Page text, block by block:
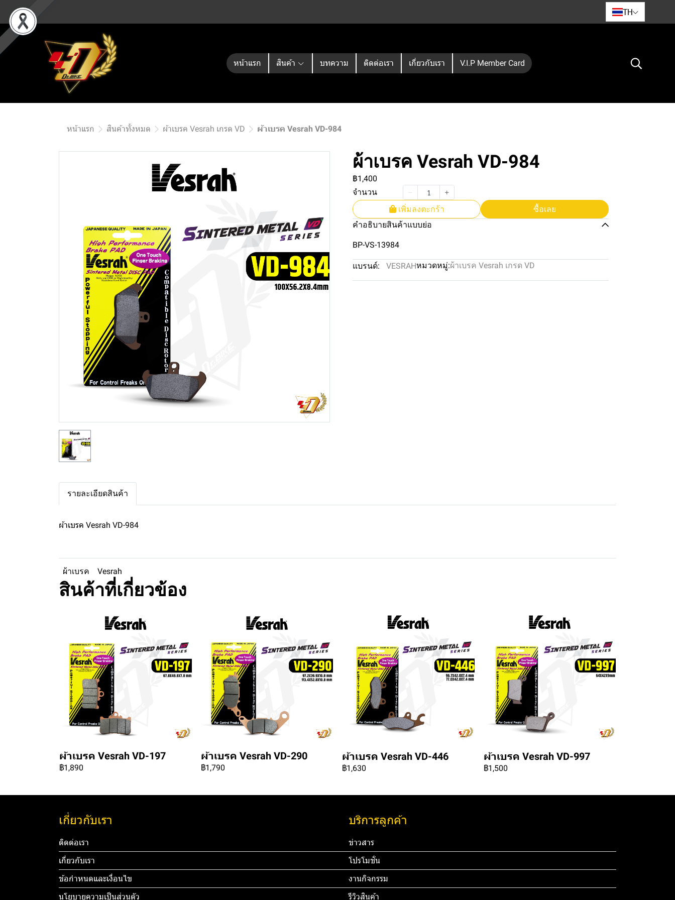
TH
หน้าแรก สินค้า บทความ ติดต่อเรา เกี่ยวกับเรา V.I.P Member Card
หน้าแรก สินค้าทั้งหมด ผ้าเบรค Vesrah เกรด VD ผ้าเบรค Vesrah VD-984
ผ้าเบรค Vesrah VD-984
฿1,400
จำนวน
เพิ่มลงตะกร้า
ซื้อเลย
คำอธิบายสินค้าแบบย่อ
BP-VS-13984
แบรนด์: VESRAHหมวดหมู่:ผ้าเบรค Vesrah เกรด VD
รายละเอียดสินค้า
ผ้าเบรค Vesrah VD-984
ผ้าเบรค Vesrah
สินค้าที่เกี่ยวข้อง
ผ้าเบรค Vesrah VD-197
฿1,890
ผ้าเบรค Vesrah VD-290
฿1,790
ผ้าเบรค Vesrah VD-446
฿1,630
ผ้าเบรค Vesrah VD-997
฿1,500
เกี่ยวกับเรา
ติดต่อเรา
เกี่ยวกับเรา
ข้อกำหนดและเงื่อนไข
นโยบายความเป็นส่วนตัว
บริการลูกค้า
ข่าวสาร
โปรโมชั่น
งานกิจกรรม
รีวิวสินค้า